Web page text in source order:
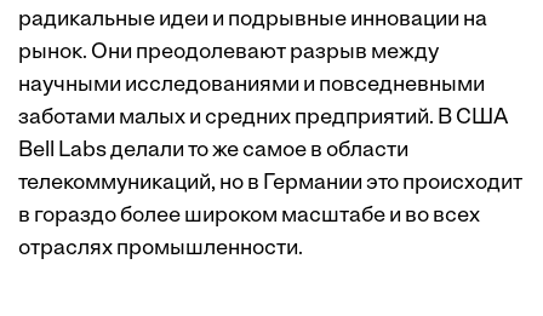
радикальные идеи и подрывные инновации на
рынок. Они преодолевают разрыв между
научными исследованиями и повседневными
заботами малых и средних предприятий. В США
Bell Labs делали то же самое в области
телекоммуникаций, но в Германии это происходит
в гораздо более широком масштабе и во всех
отраслях промышленности.